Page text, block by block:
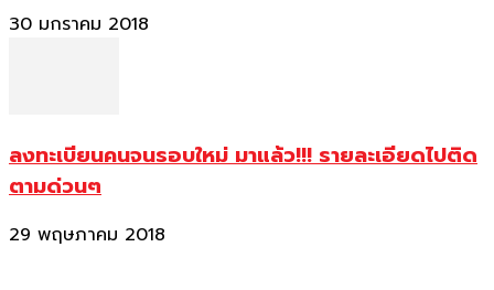
30 มกราคม 2018
ลงทะเบียนคนจนรอบใหม่ มาแล้ว!!! รายละเอียดไปติด
ตามด่วนๆ
29 พฤษภาคม 2018